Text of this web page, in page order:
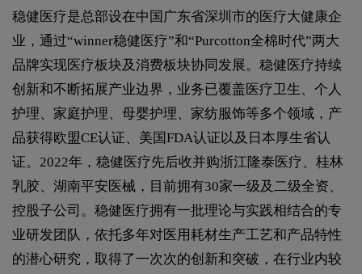
稳健医疗是总部设在中国广东省深圳市的医疗大健康企
业，通过“winner稳健医疗”和“Purcotton全棉时代”两大
品牌实现医疗板块及消费板块协同发展。稳健医疗持续
创新和不断拓展产业边界，业务已覆盖医疗卫生、个人
护理、家庭护理、母婴护理、家纺服饰等多个领域，产
品获得欧盟CE认证、美国FDA认证以及日本厚生省认
证。2022年，稳健医疗先后收并购浙江隆泰医疗、桂林
乳胶、湖南平安医械，目前拥有30家一级及二级全资、
控股子公司。稳健医疗拥有一批理论与实践相结合的专
业研发团队，依托多年对医用耗材生产工艺和产品特性
的潜心研究，取得了一次次的创新和突破，在行业内较